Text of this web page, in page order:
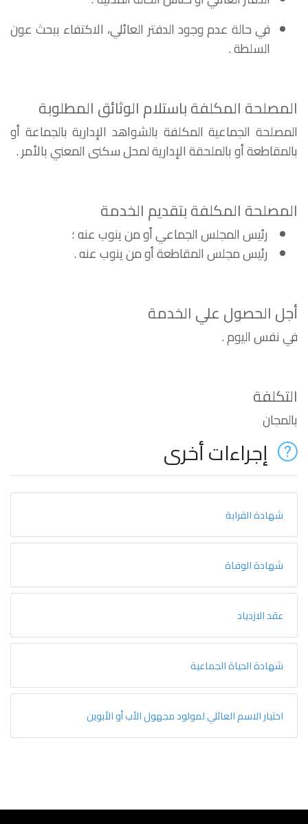
في حالة عدم وجود الدفتر العائلي، الاكتفاء ببحث عون
السلطة .
المصلحة المكلفة باستلام الوثائق المطلوبة
المصلحة الجماعية المكلفة بالشواهد الإدارية بالجماعة أو
بالمقاطعة أو بالملحقة الإدارية لمحل سكنى المعني بالأمر .
المصلحة المكلفة بتقديم الخدمة
رئيس المجلس الجماعي أو من ينوب عنه ؛
رئيس مجلس المقاطعة أو من ينوب عنه .
أجل الحصول علي الخدمة
في نفس اليوم .
التكلفة
بالمجان
إجراءات أخرى
شهادة القرابة
شهادة الوفاة
عقد الازدياد
شهادة الحياة الجماعية
اختيار الاسم العائلي لمولود مجهول الأب أو الأبوين